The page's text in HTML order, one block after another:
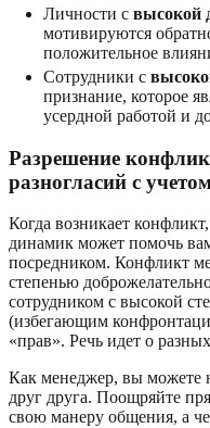
Личности с высокой
мотивируются
положительное
Сотрудники с
признание, которое
усердной работой и
Разрешение
разногласий с
Когда возникает
динамик может помочь
посредником. Конфликт
степенью
сотрудником с высокой
(избегающим
«прав». Речь идет о
Как менеджер, вы можете
друг друга. Поощряйте
свою манеру общения, а